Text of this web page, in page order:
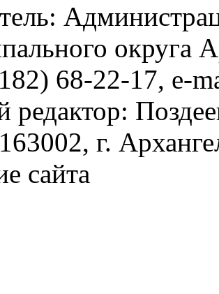
округа
68-22-17, e-
редактор:
г.
сайта